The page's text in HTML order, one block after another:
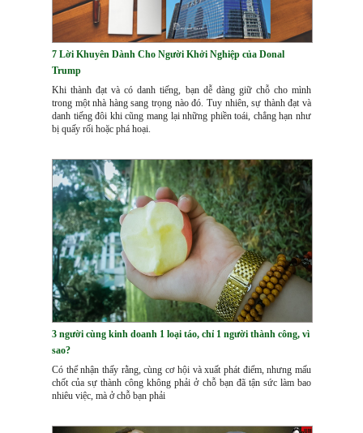
7 Lời Khuyên Dành Cho Người Khởi Nghiệp của Donal
Trump
Khi thành đạt và có danh tiếng, bạn dễ dàng giữ chỗ cho mình
trong một nhà hàng sang trọng nào đó. Tuy nhiên, sự thành đạt và
danh tiếng đôi khi cũng mang lại những phiền toái, chẳng hạn như
bị quấy rối hoặc phá hoại.
3 người cùng kinh doanh 1 loại táo, chỉ 1 người thành công, vì
sao?
Có thể nhận thấy rằng, cùng cơ hội và xuất phát điểm, nhưng mấu
chốt của sự thành công không phải ở chỗ bạn đã tận sức làm bao
nhiêu việc, mà ở chỗ bạn phải